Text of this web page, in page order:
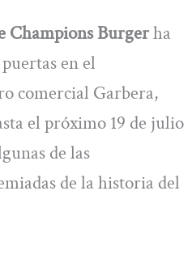
Champions Burgerha
en el
comercial Garbera,
el próximo 19 de julio
de las
de la historia del